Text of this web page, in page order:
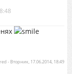
- Вторник, 17.06.2014, 18:49